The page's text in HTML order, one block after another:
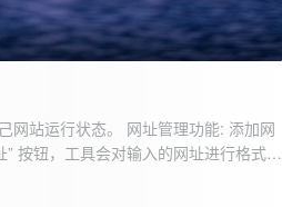
网站运行状态。 网址管理功能: 添加网
按钮，工具会对输入的网址进行格式验